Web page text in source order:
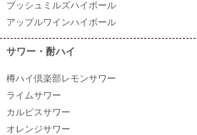
ブッシュミルズハイボール
アップルワインハイボール
サワー・酎ハイ
樽ハイ倶楽部レモンサワー
ライムサワー
カルピスサワー
オレンジサワー